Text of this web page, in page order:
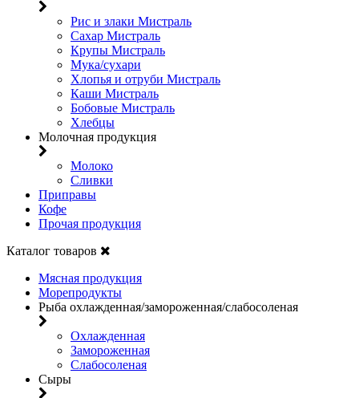
Рис и злаки Мистраль
Сахар Мистраль
Крупы Мистраль
Мука/сухари
Хлопья и отруби Мистраль
Каши Мистраль
Бобовые Мистраль
Хлебцы
Молочная продукция
Молоко
Сливки
Приправы
Кофе
Прочая продукция
Каталог товаров
Мясная продукция
Морепродукты
Рыба охлажденная/замороженная/слабосоленая
Охлажденная
Замороженная
Слабосоленая
Сыры